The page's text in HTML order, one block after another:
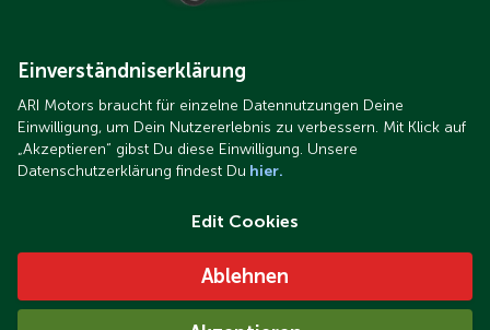
ARI Bruni (58).JPG
ARI Bruni – Umstufung von L7e auf M1 für die E-Auto-
Einverständniserklärung
ARI Motors braucht für einzelne Datennutzungen Deine
Einwilligung, um Dein Nutzererlebnis zu verbessern. Mit Klick auf
„Akzeptieren“ gibst Du diese Einwilligung. Unsere
Datenschutzerklärung findest Du hier.
Edit Cookies
Ablehnen